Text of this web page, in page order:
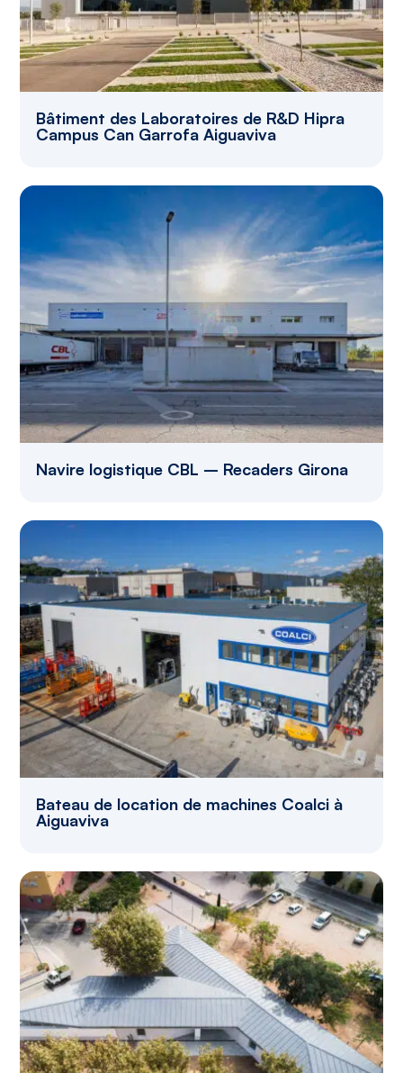
Bâtiment des Laboratoires de R&D Hipra
Campus Can Garrofa Aiguaviva
Navire logistique CBL – Recaders Girona
Bateau de location de machines Coalci à
Aiguaviva